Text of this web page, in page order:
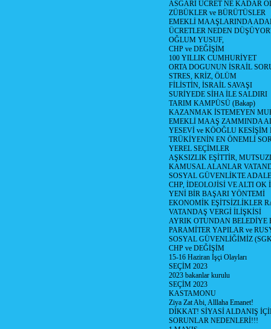
ASGARİ ÜCRET NE KADAR
ZÜBÜKLER ve BÜRÜTÜSLER
EMEKLİ MAAŞLARINDA
ÜCRETLER NEDEN
OĞLUM YUSUF,
CHP ve DEĞİŞİM
100 YILLIK CUMHURİYET
ORTA DOGUNUN İSRAİL
STRES, KRİZ, ÖLÜM
FİLİSTİN, İSRAİL SAVAŞI
SURİYEDE SİHA İLE SALDIRI
TARIM KAMPÜSÜ (Bakap)
KAZANMAK İSTEMEYEN
EMEKLİ MAAŞ ZAMMINDA
YESEVİ ve KÖOĞLU
TRÜKİYENİN EN ÖNEMLİ
YEREL SEÇİMLER
AŞKSIZLIK EŞİTTİR,
KAMUSAL ALANLAR
SOSYAL GÜVENLİKTE
CHP, İDEOLOJİSİ VE ALTI OK
YENİ BİR BAŞARI YÖNTEMİ
EKONOMİK EŞİTSİZLİKLER
VATANDAŞ VERGİ İLİŞKİSİ
AYRIK OTUNDAN
PARAMİTER YAPILAR ve
SOSYAL GÜVENLİĞİMİZ
CHP ve DEĞİŞİM
15-16 Haziran İşçi Olayları
SEÇİM 2023
2023 bakanlar kurulu
SEÇİM 2023
KASTAMONU
Ziya Zat Abi, Alllaha Emanet!
DİKKAT! SİYASİ ALDANIŞ
SORUNLAR NEDENLERİ!!!